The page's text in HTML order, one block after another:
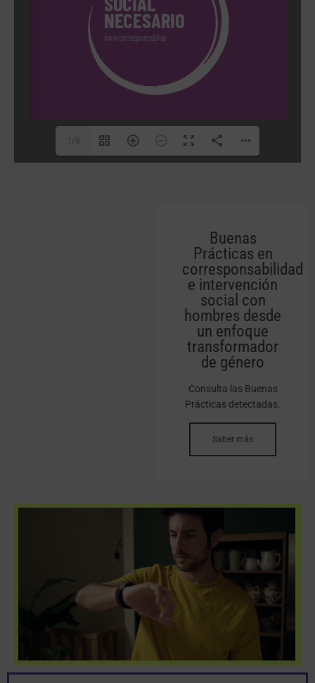
1/8
Buenas
Prácticas en
corresponsabilidad
e intervención
social con
hombres desde
un enfoque
transformador
de género
Consulta las Buenas
Prácticas detectadas.
Saber más